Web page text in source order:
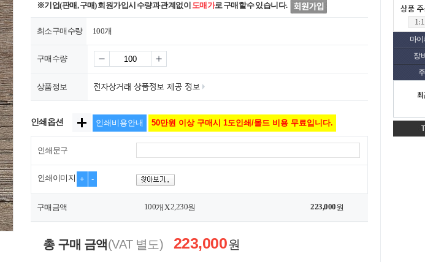
마
장
※기업(판매, 구매) 회원가입시 수량과 관계없이 도매가로 구매할 수 있습니다.
최소구매수량 100개
구매수량
상품정보
인쇄옵션 인쇄비용안내 50만원 이상 구매시 1도인쇄/몰드 비용 무료입니다.
인쇄문구
인쇄이미지 + -
구매금액 100개 X2,230원 223,000원
총 구매 금액(VAT 별도) 223,000원